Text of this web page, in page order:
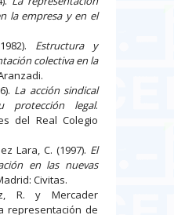
la empresa y en el
Estructura y
colectiva en la
La acción sindical
protección legal.
del Real Colegio
Lara, C. (1997). El
en las nuevas
Civitas.
R. y Mercader
representación de